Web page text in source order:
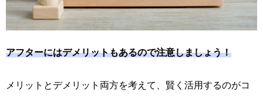
アフターにはデメリットもあるので注意しましょう！
メリットとデメリット両方を考えて、賢く活用するのがコ